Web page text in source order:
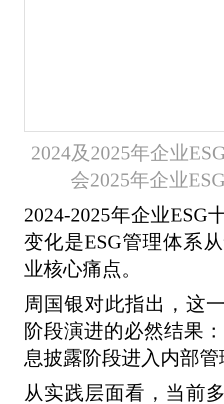
2024及2025年企业
会2025年企业
2024-2025年企业
变化是ESG管理体系
业核心痛点。
周国银对此指出，这
阶段演进的必然结果
息披露阶段进入内部
从实践层面看，当前